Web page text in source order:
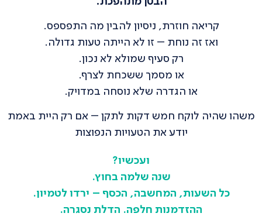
קריאה חוזרת, ניסיון להבין מה התפספס.
ואז זה נוחת – זו לא הייתה טעות גדולה.
רק סעיף שמולא לא נכון.
או מסמך ששכחת לצרף.
או הגדרה שלא נוסחה במדויק.
משהו שהיה לוקח חמש דקות לתקן – אם רק היית באמת
יודע את הטעויות הנפוצות
ועכשיו?
שנה שלמה בחוץ.
כל השעות, המחשבה, הכסף – ירדו לטמיון.
ההזדמנות חלפה. הדלת נסגרה.